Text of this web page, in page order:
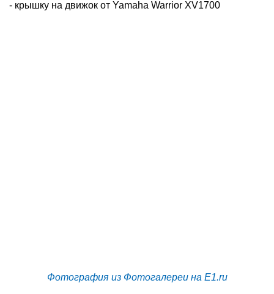
- крышку на движок от Yamaha Warrior XV1700
Фотография из Фотогалереи на E1.ru